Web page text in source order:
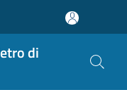
di